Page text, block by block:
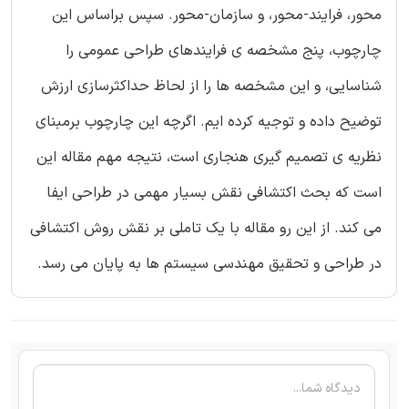
محور، فرایند-محور، و سازمان-محور. سپس براساس این
چارچوب، پنج مشخصه ی فرایندهای طراحی عمومی را
شناسایی، و این مشخصه ها را از لحاظ حداکثرسازی ارزش
توضیح داده و توجیه کرده ایم. اگرچه این چارچوب برمبنای
نظریه ی تصمیم گیری هنجاری است، نتیجه مهم مقاله این
است که بحث اکتشافی نقش بسیار مهمی در طراحی ایفا
می کند. از این رو مقاله با یک تاملی بر نقش روش اکتشافی
در طراحی و تحقیق مهندسی سیستم ها به پایان می رسد.